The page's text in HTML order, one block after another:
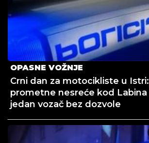
OPASNE VOŽNJE
Crni dan za motocikliste u
prometne nesreće kod Labina
jedan vozač bez dozvole